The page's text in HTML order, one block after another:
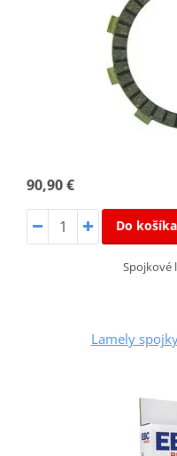
90,90 €
Do košíka
Spojkové
Lamely